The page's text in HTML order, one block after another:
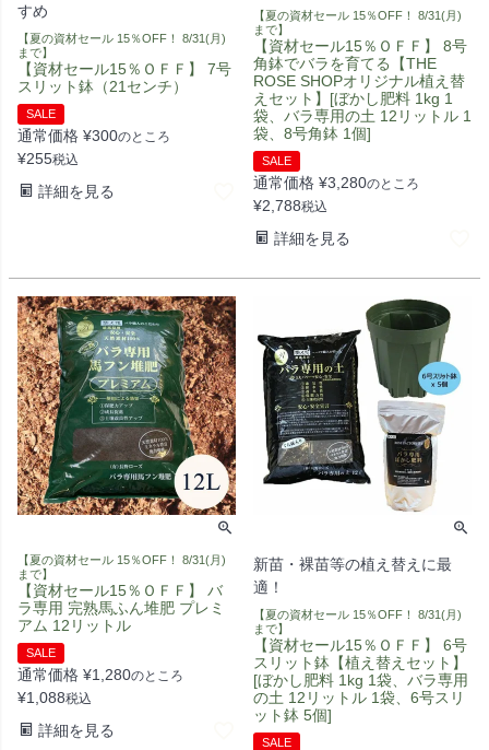
すめ
【夏の資材セール 15％OFF！ 8/31(月)
まで】
【資材セール15％ＯＦＦ】 7号
スリット鉢（21センチ）
SALE
通常価格 ¥300のところ
¥255税込
詳細を見る
【夏の資材セール 15％OFF！ 8/31(月)
まで】
【資材セール15％ＯＦＦ】 8号
角鉢でバラを育てる【THE
ROSE SHOPオリジナル植え替
えセット】[ぼかし肥料 1kg 1
袋、バラ専用の土 12リットル 1
袋、8号角鉢 1個]
SALE
通常価格 ¥3,280のところ
¥2,788税込
詳細を見る
【夏の資材セール 15％OFF！ 8/31(月)
まで】
【資材セール15％ＯＦＦ】 バ
ラ専用 完熟馬ふん堆肥 プレミ
アム 12リットル
SALE
通常価格 ¥1,280のところ
¥1,088税込
詳細を見る
新苗・裸苗等の植え替えに最
適！
【夏の資材セール 15％OFF！ 8/31(月)
まで】
【資材セール15％ＯＦＦ】 6号
スリット鉢【植え替えセット】
[ぼかし肥料 1kg 1袋、バラ専用
の土 12リットル 1袋、6号スリ
ット鉢 5個]
SALE